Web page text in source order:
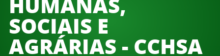
SOCIAIS E
AGRÁRIAS - CCHSA